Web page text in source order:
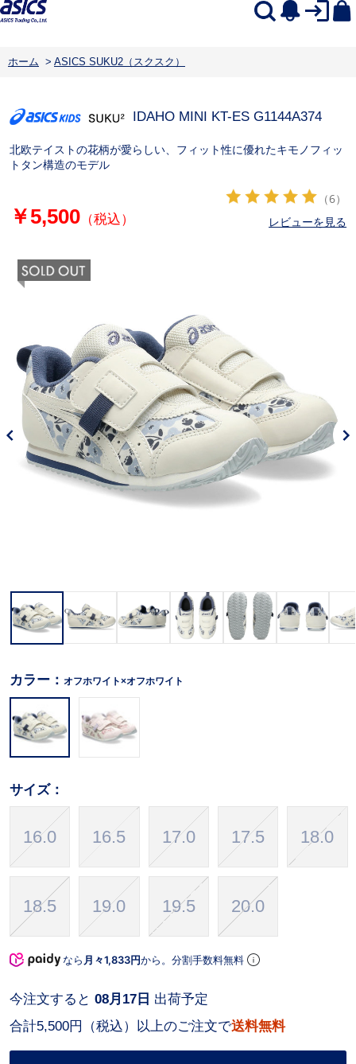
ホーム > ASICS SUKU2（スクスク）
IDAHO MINI KT-ES G1144A374
北欧テイストの花柄が愛らしい、フィット性に優れたキモノフィッ
トタン構造のモデル
￥5,500（税込）
（6）
レビューを見る
カラー： オフホワイト×オフホワイト
サイズ：
16.0 16.5 17.0 17.5 18.0
18.5 19.0 19.5 20.0
なら 月々1,833円から。分割手数料無料
合計5,500円（税込）以上のご注文で送料無料
今注文すると 08月17日 出荷予定